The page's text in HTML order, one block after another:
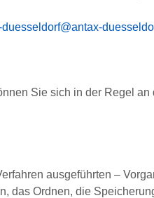
Sie sich in der Regel
ausgeführten –
das Ordnen, die